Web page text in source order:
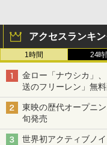
アクセスランキ
1時間 24時
金ロー「ナウシカ」
送のフリーレン」無
東映の歴代オープニ
旬発売
世界初アクティブノ